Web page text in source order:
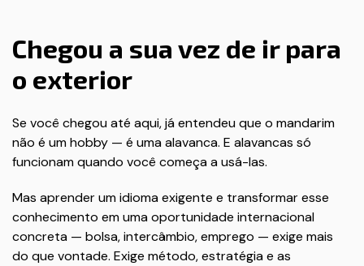
Chegou a sua vez de ir para
o exterior
Se você chegou até aqui, já entendeu que o mandarim
não é um hobby — é uma alavanca. E alavancas só
funcionam quando você começa a usá-las.
Mas aprender um idioma exigente e transformar esse
conhecimento em uma oportunidade internacional
concreta — bolsa, intercâmbio, emprego — exige mais
do que vontade. Exige método, estratégia e as